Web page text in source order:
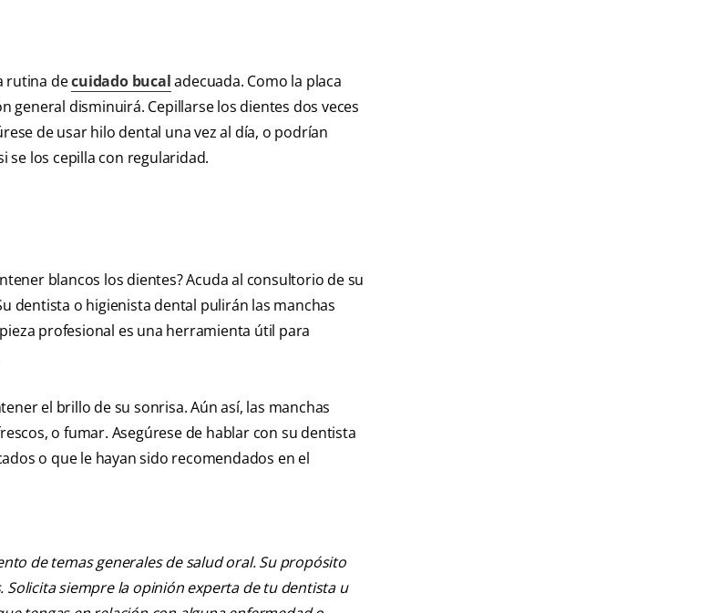
rutina decuidado bucaladecuada. Como la placa
general disminuirá. Cepillarse los dientes dos veces
de usar hilo dental una vez al día, o podrían
se los cepilla con regularidad.
blancos los dientes? Acuda al consultorio de su
dentista o higienista dental pulirán las manchas
profesional es una herramienta útil para
el brillo de su sonrisa. Aún así, las manchas
o fumar. Asegúrese de hablar con su dentista
o que le hayan sido recomendados en el
de temas generales de salud oral. Su propósito
siempre la opinión experta de tu dentista u